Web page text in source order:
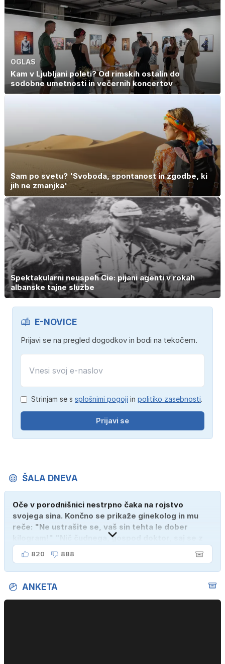
OGLAS
Kam v Ljubljani poleti? Od rimskih ostalin do
sodobne umetnosti in večernih koncertov
Sam po svetu? 'Svoboda, spontanost in zgodbe, ki
jih ne zmanjka'
Spektakularni neuspeh Cie: pijani agenti v rokah
albanske tajne službe
E-NOVICE
Prijavi se na pregled dogodkov in bodi na tekočem.
Strinjam se s splošnimi pogoji in politiko zasebnosti.
Prijavi se
ŠALA DNEVA
Oče v porodnišnici nestrpno čaka na rojstvo
svojega sina. Končno se prikaže ginekolog in mu
reče: "Ne ustrašite se, vaš sin tehta le dober
kilogram!" "Nič čudnega, gospod doktor, saj se z
ženo poznava šele tri mesece."
820 888
ANKETA